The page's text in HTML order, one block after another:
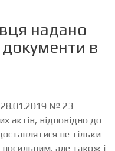
надано
в
28.01.2019 № 23
актів, відповідно до
не тільки
але також і